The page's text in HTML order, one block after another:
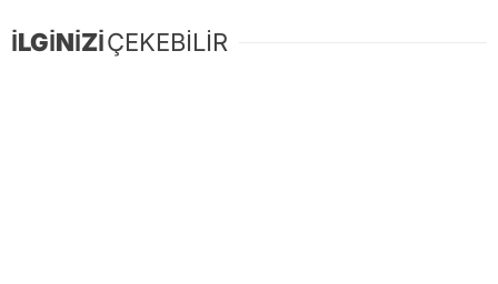
İLGİNİZİÇEKEBİLİR